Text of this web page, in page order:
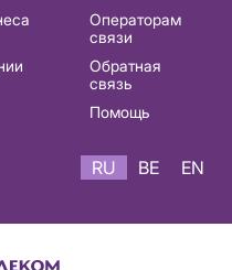
Операторам
связи
Обратная
связь
Помощь
RU BE EN